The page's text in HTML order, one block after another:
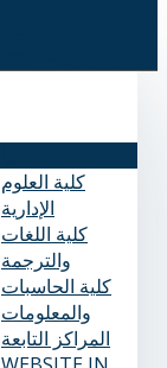
كلية العلوم
الإدارية
كلية اللغات
والترجمة
كلية الحاسبات
والمعلومات
المراكز التابعة